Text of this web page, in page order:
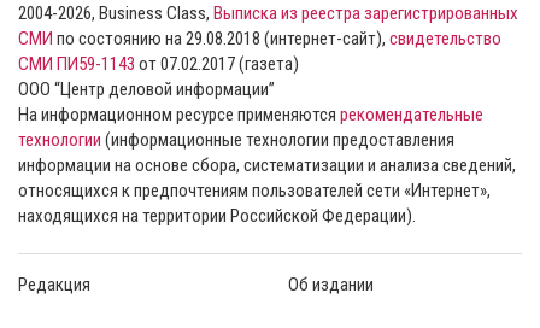
2004-2026, Business Class, Выписка из реестра зарегистрированных
СМИ по состоянию на 29.08.2018 (интернет-сайт), свидетельство
СМИ ПИ59-1143 от 07.02.2017 (газета)
ООО “Центр деловой информации”
На информационном ресурсе применяются рекомендательные
технологии (информационные технологии предоставления
информации на основе сбора, систематизации и анализа сведений,
относящихся к предпочтениям пользователей сети «Интернет»,
находящихся на территории Российской Федерации).
Редакция Об издании